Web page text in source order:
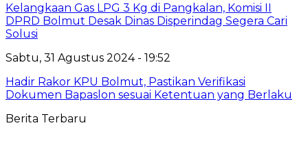
Kelangkaan Gas LPG 3 Kg di Pangkalan, Komisi II
DPRD Bolmut Desak Dinas Disperindag Segera Cari
Solusi
Sabtu, 31 Agustus 2024 - 19:52
Hadir Rakor KPU Bolmut, Pastikan Verifikasi
Dokumen Bapaslon sesuai Ketentuan yang Berlaku
Berita Terbaru